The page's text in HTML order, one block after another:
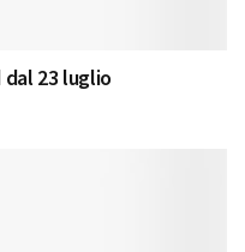
23 luglio